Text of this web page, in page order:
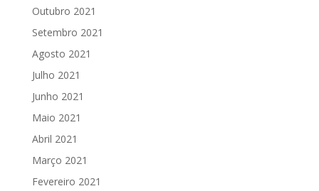
Outubro 2021
Setembro 2021
Agosto 2021
Julho 2021
Junho 2021
Maio 2021
Abril 2021
Março 2021
Fevereiro 2021